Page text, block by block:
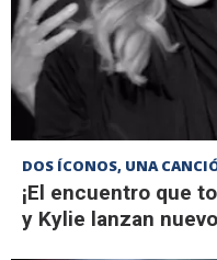
DOS ÍCONOS, UNA
¡El encuentro que
y Kylie lanzan